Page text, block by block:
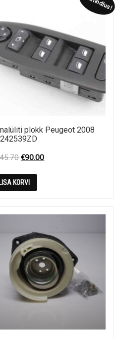
plokk Peugeot 2008
Original
was:
€245.70.
€90.00Current
LISA KORVI